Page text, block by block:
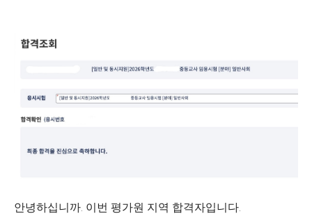
안녕하십니까. 이번 평가원 지역 합격자입니다.